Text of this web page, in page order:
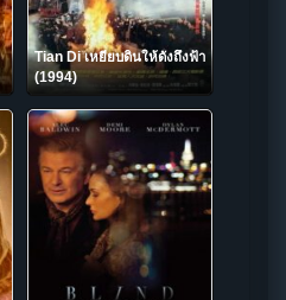
Tian Di เหยียบดินให้ดังถึงฟ้า
(1994)